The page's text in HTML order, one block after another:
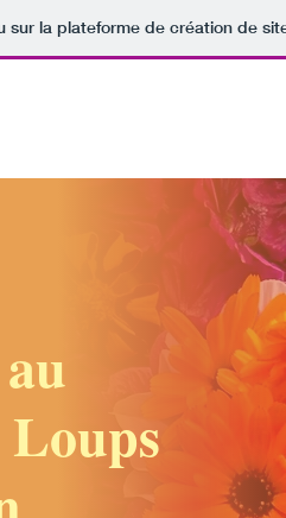
sur la plateforme de création de